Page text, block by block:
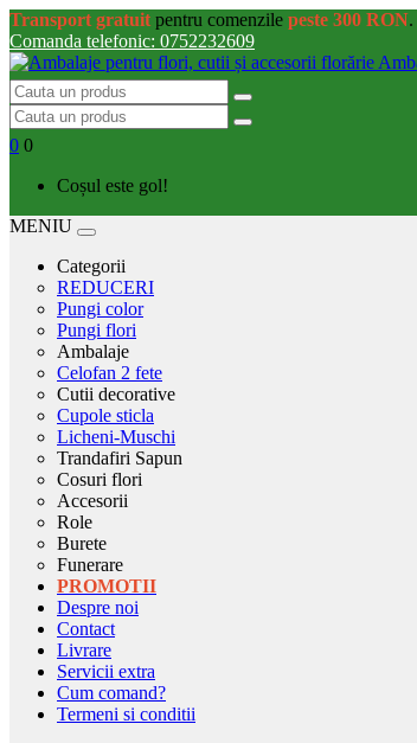
Transport gratuit pentru comenzile peste 300 RON.
Comanda telefonic: 0752232609
0 0
Coșul este gol!
MENIU
Categorii
REDUCERI
Pungi color
Pungi flori
Ambalaje
Celofan 2 fete
Cutii decorative
Cupole sticla
Licheni-Muschi
Trandafiri Sapun
Cosuri flori
Accesorii
Role
Burete
Funerare
PROMOTII
Despre noi
Contact
Livrare
Servicii extra
Cum comand?
Termeni si conditii